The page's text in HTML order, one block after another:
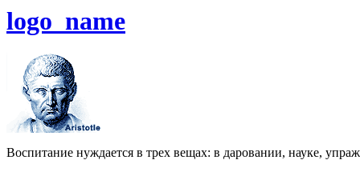
logo_name
Воспитание нуждается в трех вещах: в даровании, науке,